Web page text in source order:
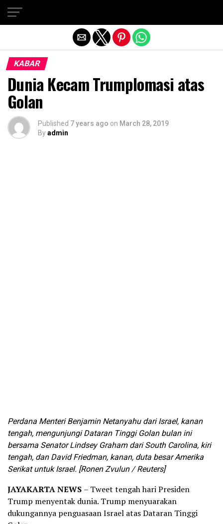
KABAR
Dunia Kecam Trumplomasi atas
Golan
Published 7 years ago on March 28, 2019
Byadmin
Perdana Menteri Benjamin Netanyahu dari Israel, kanan
tengah, mengunjungi Dataran Tinggi Golan bulan ini
bersama Senator Lindsey Graham dari South Carolina, kiri
tengah, dan David Friedman, kanan, duta besar Amerika
Serikat untuk Israel. [Ronen Zvulun / Reuters]
JAYAKARTA NEWS – Tweet tengah hari Presiden
Trump menyentak dunia. Trump menyuarakan
dukungannya penguasaan Israel atas Dataran Tinggi